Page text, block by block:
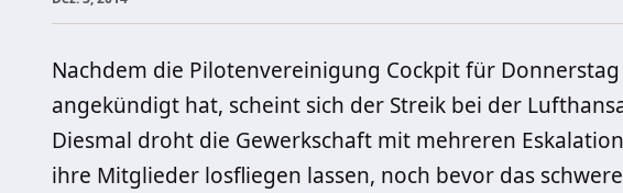
Nachdem die Pilotenvereinigung Cockpit für
angekündigt hat, scheint sich der Streik bei der
Diesmal droht die Gewerkschaft mit mehreren
ihre Mitglieder losfliegen lassen, noch bevor das